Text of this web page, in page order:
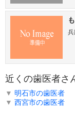
兵
近くの歯医者さ
▼ 明石市の歯医者
▼ 西宮市の歯医者